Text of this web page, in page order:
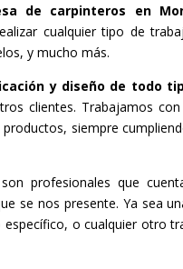
de carpinteros en
cualquier tipo de
y mucho más.
y diseño de todo
clientes. Trabajamos
siempre
son profesionales que
se nos presente. Ya sea
o cualquier otro